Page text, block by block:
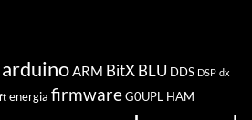
arduinoARM BitX BLU DDS DSP dx
energia firmwareG0UPL HAM